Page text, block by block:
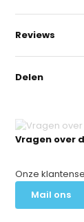
Vragen over
Onze
Mail ons
Reviews
Delen